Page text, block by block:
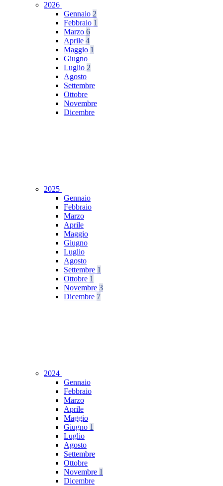
2026
Gennaio 2
Febbraio 1
Marzo 6
Aprile 4
Maggio 1
Giugno
Luglio 2
Agosto
Settembre
Ottobre
Novembre
Dicembre
2025
Gennaio
Febbraio
Marzo
Aprile
Maggio
Giugno
Luglio
Agosto
Settembre 1
Ottobre 1
Novembre 3
Dicembre 7
2024
Gennaio
Febbraio
Marzo
Aprile
Maggio
Giugno 1
Luglio
Agosto
Settembre
Ottobre
Novembre 1
Dicembre